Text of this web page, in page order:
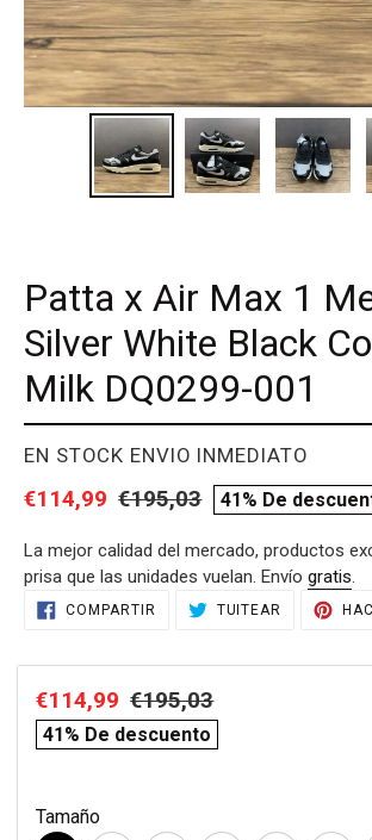
Patta x Air Max 1
Silver White Black
Milk DQ0299-001
PROVEEDOR
EN STOCK ENVIO INMEDIATO
Precio
venta
€114,99 Precio
€195,03
compare
41% De
La mejor calidad del mercado, productos
prisa que las unidades vuelan. Envío gratis.
Agregando
tu
carrito
COMPARTIR COMPARTIRTUITEAR TUITEAR
Precio
de
€114,99 Precio
habitual
€195,03
41% De descuento
Tamaño